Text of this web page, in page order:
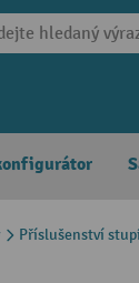
Příslušenství